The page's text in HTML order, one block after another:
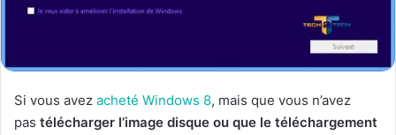
Si vous avez acheté Windows 8, mais que vous n’avez
pas télécharger l’image disque ou que le téléchargement